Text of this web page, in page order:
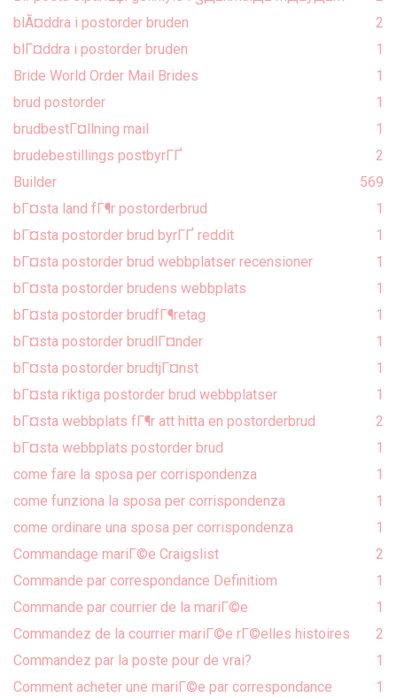
blÃ¤ddra i postorder bruden
2
blГ¤ddra i postorder bruden
1
Bride World Order Mail Brides
1
brud postorder
1
brudbestГ¤llning mail
1
brudebestillings postbyrГҐ
2
Builder
569
bГ¤sta land fГ¶r postorderbrud
1
bГ¤sta postorder brud byrГҐ reddit
1
bГ¤sta postorder brud webbplatser recensioner
1
bГ¤sta postorder brudens webbplats
1
bГ¤sta postorder brudfГ¶retag
1
bГ¤sta postorder brudlГ¤nder
1
bГ¤sta postorder brudtjГ¤nst
1
bГ¤sta riktiga postorder brud webbplatser
1
bГ¤sta webbplats fГ¶r att hitta en postorderbrud
2
bГ¤sta webbplats postorder brud
1
come fare la sposa per corrispondenza
1
come funziona la sposa per corrispondenza
1
come ordinare una sposa per corrispondenza
1
Commandage mariГ©e Craigslist
2
Commande par correspondance Definitiom
1
Commande par courrier de la mariГ©e
1
Commandez de la courrier mariГ©e rГ©elles histoires
2
Commandez par la poste pour de vrai?
1
Comment acheter une mariГ©e par correspondance
1